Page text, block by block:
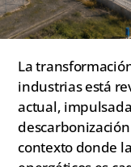
La
industrias está
actual,
contexto donde